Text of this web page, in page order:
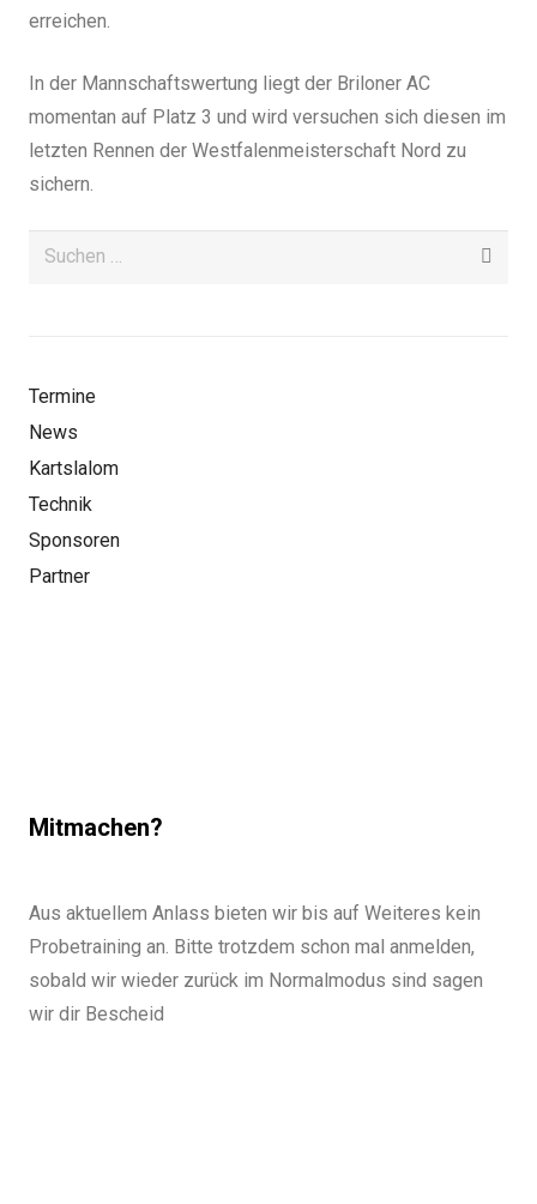
erreichen.
In der Mannschaftswertung liegt der Briloner AC
momentan auf Platz 3 und wird versuchen sich diesen im
letzten Rennen der Westfalenmeisterschaft Nord zu
sichern.
Suchen
Termine
News
Kartslalom
Technik
Sponsoren
Partner
Mitmachen?
Aus aktuellem Anlass bieten wir bis auf Weiteres kein
Probetraining an. Bitte trotzdem schon mal anmelden,
sobald wir wieder zurück im Normalmodus sind sagen
wir dir Bescheid